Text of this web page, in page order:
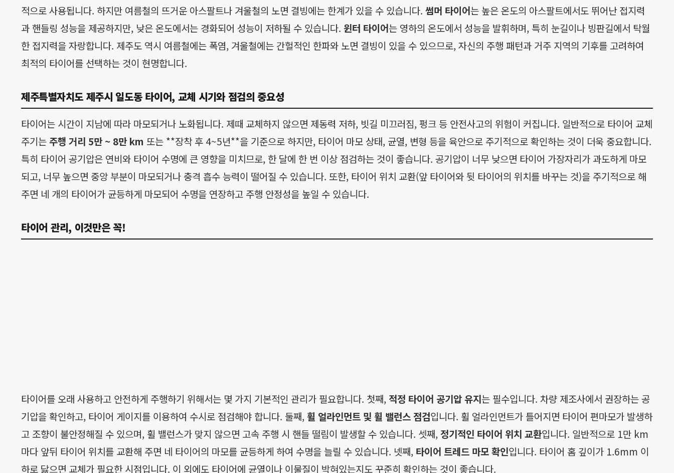
적으로 사용됩니다. 하지만 여름철의 뜨거운 아스팔트나 겨울철의 노면 결빙에는 한계가 있을 수 있습니다. 썸머 타이어는 높은 온도의 아스팔트에서도 뛰어난 접지력
과 핸들링 성능을 제공하지만, 낮은 온도에서는 경화되어 성능이 저하될 수 있습니다. 윈터 타이어는 영하의 온도에서 성능을 발휘하며, 특히 눈길이나 빙판길에서 탁월
한 접지력을 자랑합니다. 제주도 역시 여름철에는 폭염, 겨울철에는 간헐적인 한파와 노면 결빙이 있을 수 있으므로, 자신의 주행 패턴과 거주 지역의 기후를 고려하여
최적의 타이어를 선택하는 것이 현명합니다.
제주특별자치도 제주시 일도동 타이어, 교체 시기와 점검의 중요성
타이어는 시간이 지남에 따라 마모되거나 노화됩니다. 제때 교체하지 않으면 제동력 저하, 빗길 미끄러짐, 펑크 등 안전사고의 위험이 커집니다. 일반적으로 타이어 교체
주기는주행 거리 5만 ~ 8만 km 또는 **장착 후 4~5년**을 기준으로 하지만, 타이어 마모 상태, 균열, 변형 등을 육안으로 주기적으로 확인하는 것이 더욱 중요합니다.
특히 타이어 공기압은 연비와 타이어 수명에 큰 영향을 미치므로, 한 달에 한 번 이상 점검하는 것이 좋습니다. 공기압이 너무 낮으면 타이어 가장자리가 과도하게 마모
되고, 너무 높으면 중앙 부분이 마모되거나 충격 흡수 능력이 떨어질 수 있습니다. 또한, 타이어 위치 교환(앞 타이어와 뒷 타이어의 위치를 바꾸는 것)을 주기적으로 해
주면 네 개의 타이어가 균등하게 마모되어 수명을 연장하고 주행 안정성을 높일 수 있습니다.
타이어 관리, 이것만은 꼭!
타이어를 오래 사용하고 안전하게 주행하기 위해서는 몇 가지 기본적인 관리가 필요합니다. 첫째, 적정 타이어 공기압 유지는 필수입니다. 차량 제조사에서 권장하는 공
기압을 확인하고, 타이어 게이지를 이용하여 수시로 점검해야 합니다. 둘째, 휠 얼라인먼트 및 휠 밸런스 점검입니다. 휠 얼라인먼트가 틀어지면 타이어 편마모가 발생하
고 조향이 불안정해질 수 있으며, 휠 밸런스가 맞지 않으면 고속 주행 시 핸들 떨림이 발생할 수 있습니다. 셋째, 정기적인 타이어 위치 교환입니다. 일반적으로 1만 km
마다 앞뒤 타이어 위치를 교환해 주면 네 타이어의 마모를 균등하게 하여 수명을 늘릴 수 있습니다. 넷째, 타이어 트레드 마모 확인입니다. 타이어 홈 깊이가 1.6mm 이
하로 닳으면 교체가 필요한 시점입니다. 이 외에도 타이어에 균열이나 이물질이 박혀있는지도 꾸준히 확인하는 것이 좋습니다.